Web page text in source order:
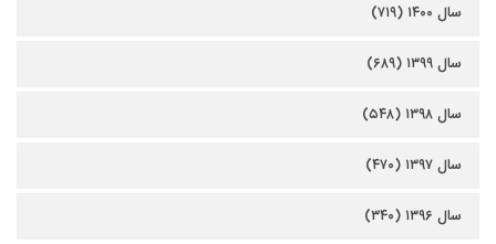
سال ۱۴۰۰ (۷۱۹)
سال ۱۳۹۹ (۶۸۹)
سال ۱۳۹۸ (۵۴۸)
سال ۱۳۹۷ (۴۷۰)
سال ۱۳۹۶ (۳۴۰)